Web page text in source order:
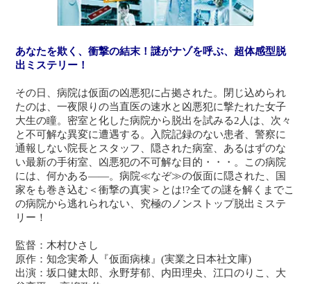
あなたを欺く、衝撃の結末！謎がナゾを呼ぶ、超体感型脱
出ミステリー！
その日、病院は仮面の凶悪犯に占拠された。閉じ込められ
たのは、一夜限りの当直医の速水と凶悪犯に撃たれた女子
大生の瞳。密室と化した病院から脱出を試みる2人は、次々
と不可解な異変に遭遇する。入院記録のない患者、警察に
通報しない院長とスタッフ、隠された病室、あるはずのな
い最新の手術室、凶悪犯の不可解な目的・・・。この病院
には、何かある――。病院≪なぞ≫の仮面に隠された、国
家をも巻き込む＜衝撃の真実＞とは!?全ての謎を解くまでこ
の病院から逃れられない、究極のノンストップ脱出ミステ
リー！
監督：木村ひさし
原作：知念実希人『仮面病棟』(実業之日本社文庫)
出演：坂口健太郎、永野芽郁、内田理央、江口のりこ、大